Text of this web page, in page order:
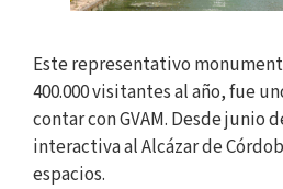
Este representativo
400.000 visitantes al año, fue
contar con GVAM. Desde junio
interactiva al Alcázar de
espacios.